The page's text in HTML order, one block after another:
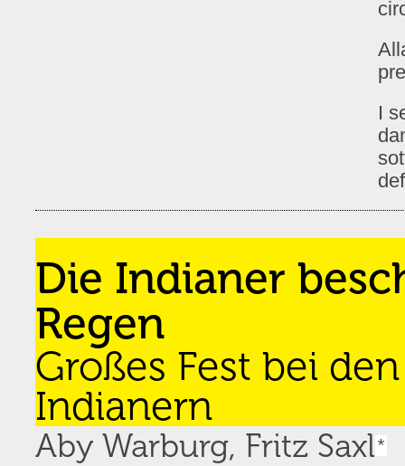
I
Die Indianer
Regen
Großes Fest bei
Indianern
Aby Warburg, Fritz Saxl*